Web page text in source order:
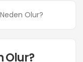
Olumsuz Etkileri
Neden Olur?
Olur?